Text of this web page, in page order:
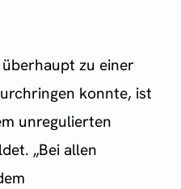
zu einer
konnte, ist
unregulierten
„Bei allen